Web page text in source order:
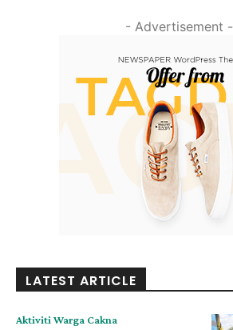
- Advertisement -
LATEST ARTICLE
Aktiviti Warga Cakna